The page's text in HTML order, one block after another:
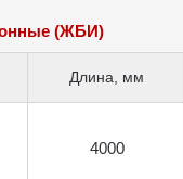
(ЖБИ)
Длина, мм
4000